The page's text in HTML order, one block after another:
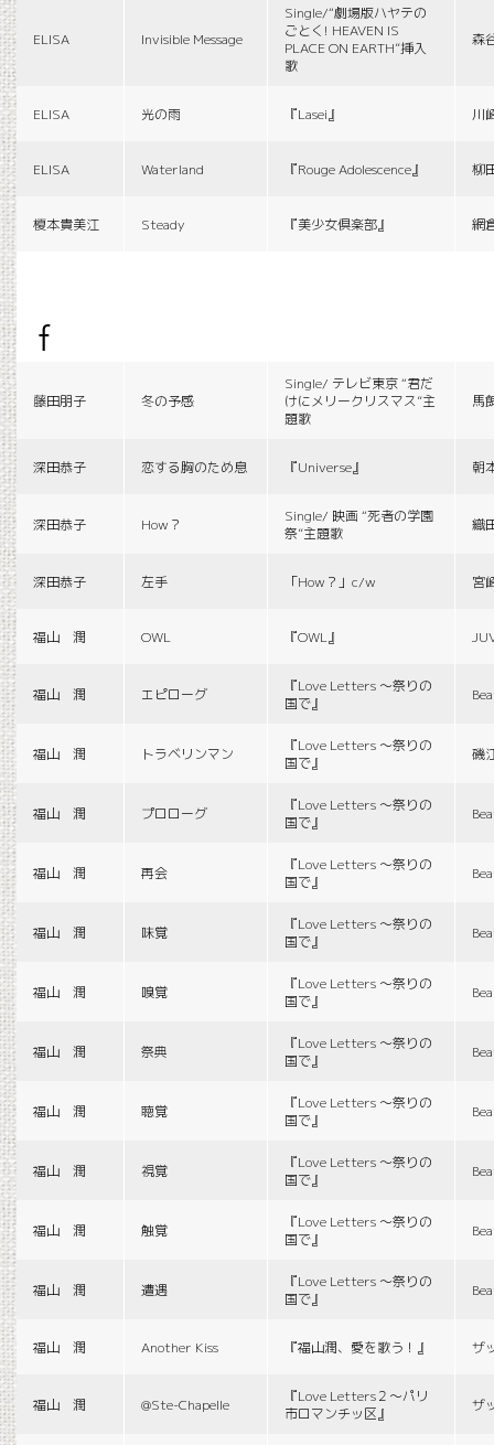
ELISA Invisible Message
Single/“劇場版ハヤテの
ごとく! HEAVEN IS
PLACE ON EARTH”挿入
歌
森
ELISA 光の雨 『Lasei』 川
ELISA Waterland 『Rouge Adolescence』 柳
榎本貴美江 Steady 『美少女倶楽部』 網
f
藤田朋子 冬の予感
Single/ テレビ東京 “君だ
けにメリークリスマス”主
題歌
馬
深田恭子 恋する胸のため息 『Universe』 朝
深田恭子 How？
Single/ 映画 “死者の学園
祭”主題歌
織
深田恭子 左手 「How？」c/w 宮
福山 潤 OWL 『OWL』
福山 潤 エピローグ
『Love Letters 〜祭りの
国で』
福山 潤 トラベリンマン
『Love Letters 〜祭りの
国で』
磯
福山 潤 プロローグ
『Love Letters 〜祭りの
国で』
福山 潤 再会
『Love Letters 〜祭りの
国で』
福山 潤 味覚
『Love Letters 〜祭りの
国で』
福山 潤 嗅覚
『Love Letters 〜祭りの
国で』
福山 潤 祭典
『Love Letters 〜祭りの
国で』
福山 潤 聴覚
『Love Letters 〜祭りの
国で』
福山 潤 視覚
『Love Letters 〜祭りの
国で』
福山 潤 触覚
『Love Letters 〜祭りの
国で』
福山 潤 遭遇
『Love Letters 〜祭りの
国で』
福山 潤 Another Kiss 『福山潤、愛を歌う！』 ザ
福山 潤 @Ste-Chapelle
『Love Letters２〜パリ
市ロマンチッ区』
ザ